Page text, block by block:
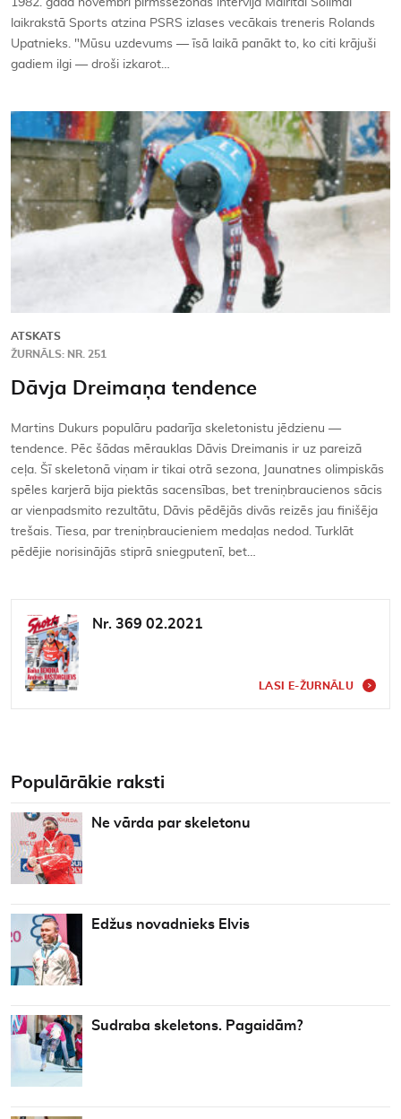
1982. gada novembrī pirmssezonas intervijā Mairitai Solimai
laikrakstā Sports atzina PSRS izlases vecākais treneris Rolands
Upatnieks. "Mūsu uzdevums — īsā laikā panākt to, ko citi krājuši
gadiem ilgi — droši izkarot…
ATSKATS
ŽURNĀLS: NR. 251
Dāvja Dreimaņa tendence
Martins Dukurs populāru padarīja skeletonistu jēdzienu —
tendence. Pēc šādas mērauklas Dāvis Dreimanis ir uz pareizā
ceļa. Šī skeletonā viņam ir tikai otrā sezona, Jaunatnes olimpiskās
spēles karjerā bija piektās sacensības, bet treniņbraucienos sācis
ar vienpadsmito rezultātu, Dāvis pēdējās divās reizēs jau finišēja
trešais. Tiesa, par treniņbraucieniem medaļas nedod. Turklāt
pēdējie norisinājās stiprā sniegputenī, bet…
Nr. 369 02.2021
LASI E-ŽURNĀLU
Populārākie raksti
Ne vārda par skeletonu
Edžus novadnieks Elvis
Sudraba skeletons. Pagaidām?